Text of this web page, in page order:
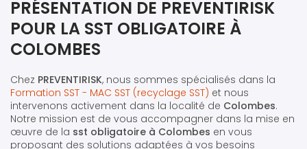
PRÉSENTATION DE PREVENTIRISK
POUR LA SST OBLIGATOIRE À
COLOMBES
Chez PREVENTIRISK, nous sommes spécialisés dans la
Formation SST - MAC SST (recyclage SST) et nous
intervenons activement dans la localité de Colombes.
Notre mission est de vous accompagner dans la mise en
œuvre de la sst obligatoire à Colombes en vous
proposant des solutions adaptées à vos besoins